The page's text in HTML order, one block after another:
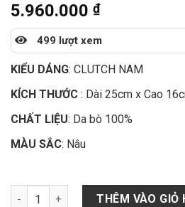
5.960.000 ₫
499 lượt xem
KIỂU DÁNG: CLUTCH NAM
KÍCH THƯỚC : Dài 25cm x Cao
CHẤT LIỆU: Da bò 100%
MÀU SẮC: Nâu
Túi GOLF da bò cầm tay BXL003 số
THÊM VÀO GIỎ